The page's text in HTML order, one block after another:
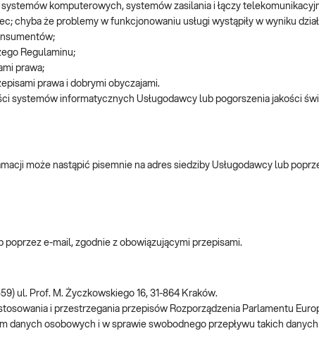
komputerowych, systemów zasilania i łączy
chyba że problemy w funkcjonowaniu usługi wystąpiły w wyniku
Regulaminu;
prawa;
prawa i dobrymi obyczajami.
systemów informatycznych Usługodawcy lub pogorszenia jakości
może nastąpić pisemnie na adres siedziby Usługodawcy lub
e-mail, zgodnie z obowiązującymi przepisami.
ul. Prof. M. Życzkowskiego 16, 31-864 Kraków.
i przestrzegania przepisów Rozporządzenia Parlamentu
danych osobowych i w sprawie swobodnego przepływu takich